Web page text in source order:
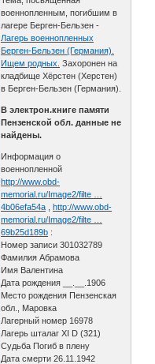
военнопленным, погибшим в
лагере Берген-Бельзен -
Лагерь военнопленных
Берген-Бельзен (Германия).
Ищем родных. Захоронен на
кладбище Хёрстен (Херстен)
в Берген-Бельзен (Германия).
В электрон.книге памяти
Пензенской обл. данные не
найдены.
Информация о
военнопленной
http://www.obd-
memorial.ru/Image2/filte …
4b06efa54a ,http://www.obd-
memorial.ru/Image2/filte …
69b25d189b :
Номер записи 301032789
Фамилия Абрамова
Имя Валентина
Дата рождения __.__.1906
Место рождения Пензенская
обл., Маровка
Лагерный номер 16978
Лагерь шталаг XI D (321)
Судьба Погиб в плену
Дата смерти 26.11.1942